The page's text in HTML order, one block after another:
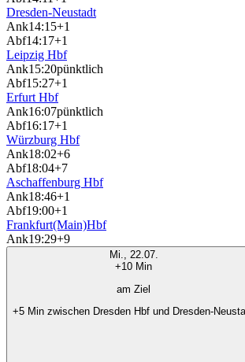
Dresden-Neustadt
Ank14:15+1
Abf14:17+1
Leipzig Hbf
Ank15:20pünktlich
Abf15:27+1
Erfurt Hbf
Ank16:07pünktlich
Abf16:17+1
Würzburg Hbf
Ank18:02+6
Abf18:04+7
Aschaffenburg Hbf
Ank18:46+1
Abf19:00+1
Frankfurt(Main)Hbf
Ank19:29+9
Mi., 22.07.
+10 Min
am Ziel
+5 Min zwischen Dresden Hbf und Dresden-